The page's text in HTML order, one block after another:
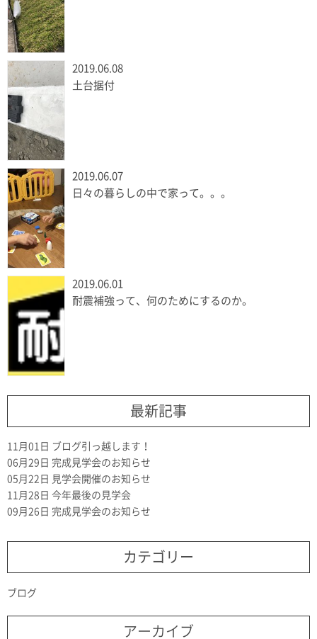
2019.06.08
土台据付
2019.06.07
日々の暮らしの中で家って。。。
2019.06.01
耐震補強って、何のためにするのか。
最新記事
11月01日 ブログ引っ越します！
06月29日 完成見学会のお知らせ
05月22日 見学会開催のお知らせ
11月28日 今年最後の見学会
09月26日 完成見学会のお知らせ
カテゴリー
ブログ
アーカイブ